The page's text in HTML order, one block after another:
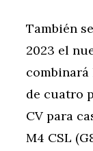
También
2023 el
de cuatro
CV para
M4 CSL